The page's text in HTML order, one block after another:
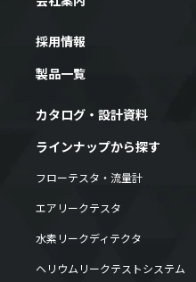
採用情報
製品一覧
カタログ・設計資料
ラインナップから探す
フローテスタ・流量計
エアリークテスタ
水素リークディテクタ
ヘリウムリークテストシステム